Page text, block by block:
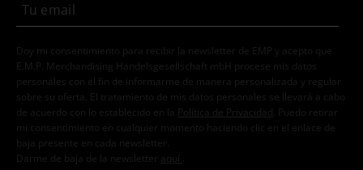
Doy mi consentimiento para recibir la newsletter de EMP y acepto que
E.M.P. Merchandising Handelsgesellschaft mbH procese mis datos
personales con el fin de informarme de manera personalizada y regular
sobre su oferta. El tratamiento de mis datos personales se llevará a cabo
de acuerdo con lo establecido en la
Política de Privacidad . Puedo retirar
mi consentimiento en cualquier momento haciendo clic en el enlace de
baja presente en cada newsletter.
Darme de baja de la newsletter
aquí